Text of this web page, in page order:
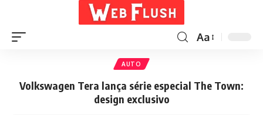
Aa
AUTO
Volkswagen Tera lança série especial The Town:
design exclusivo